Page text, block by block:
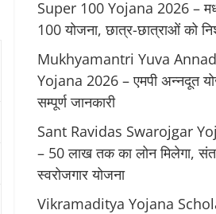
Super 100 Yojana 2026 –
100 योजना, छात्र-छात्राओं को
Mukhyamantri Yuva
Yojana 2026 – एमपी अन्नदूत
सम्पूर्ण जानकारी
Sant Ravidas Swarojgar
– 50 लाख तक का लोन मिलेगा, संत
स्वरोजगार योजना
Vikramaditya Yojana